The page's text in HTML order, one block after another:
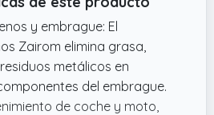
y embrague: El
Zairom elimina grasa,
metálicos en
del embrague.
de coche y moto,